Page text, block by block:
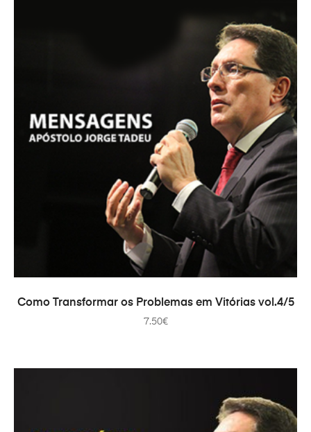
AÑADIR AL CARRITO
Como Transformar os Problemas em Vitórias vol.4/5
7.50€